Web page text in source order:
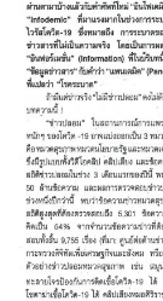
Search
for: